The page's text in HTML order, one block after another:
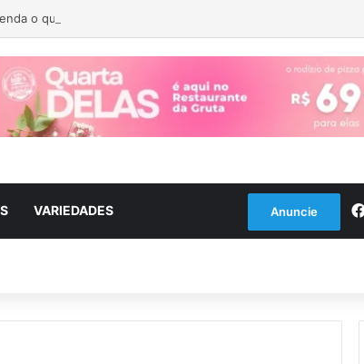
o que é o ciclone bomba que pode atingir o Sul do país
VARIEDADES Anuncie